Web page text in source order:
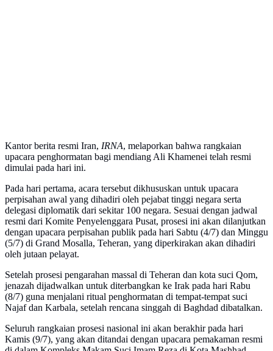
Kantor berita resmi Iran, IRNA, melaporkan bahwa rangkaian
upacara penghormatan bagi mendiang Ali Khamenei telah resmi
dimulai pada hari ini.
Pada hari pertama, acara tersebut dikhususkan untuk upacara
perpisahan awal yang dihadiri oleh pejabat tinggi negara serta
delegasi diplomatik dari sekitar 100 negara. Sesuai dengan jadwal
resmi dari Komite Penyelenggara Pusat, prosesi ini akan dilanjutkan
dengan upacara perpisahan publik pada hari Sabtu (4/7) dan Minggu
(5/7) di Grand Mosalla, Teheran, yang diperkirakan akan dihadiri
oleh jutaan pelayat.
Setelah prosesi pengarahan massal di Teheran dan kota suci Qom,
jenazah dijadwalkan untuk diterbangkan ke Irak pada hari Rabu
(8/7) guna menjalani ritual penghormatan di tempat-tempat suci
Najaf dan Karbala, setelah rencana singgah di Baghdad dibatalkan.
Seluruh rangkaian prosesi nasional ini akan berakhir pada hari
Kamis (9/7), yang akan ditandai dengan upacara pemakaman resmi